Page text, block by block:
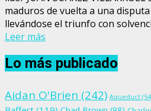
maduros de vuelta a una
llevándose el triunfo con
Leer más
Lo más publicado
Aidan O'Brien (242) Aqueduct